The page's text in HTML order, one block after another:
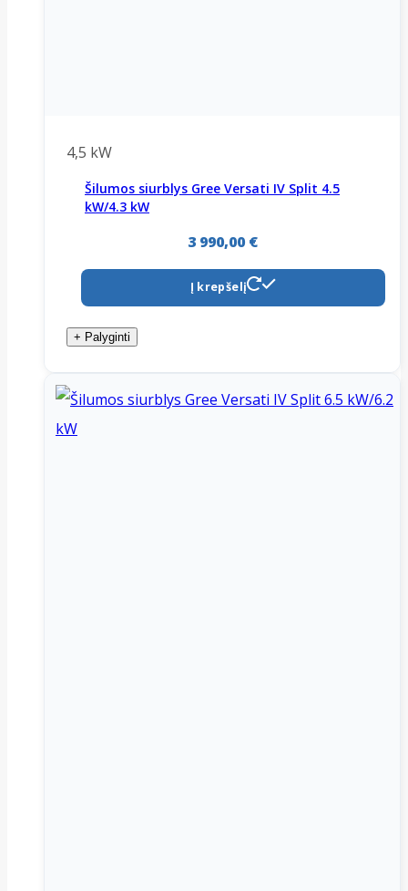
4,5 kW
Šilumos siurblys Gree Versati IV Split 4.5
kW/4.3 kW
3 990,00 €
Į krepšelį
+ Palyginti